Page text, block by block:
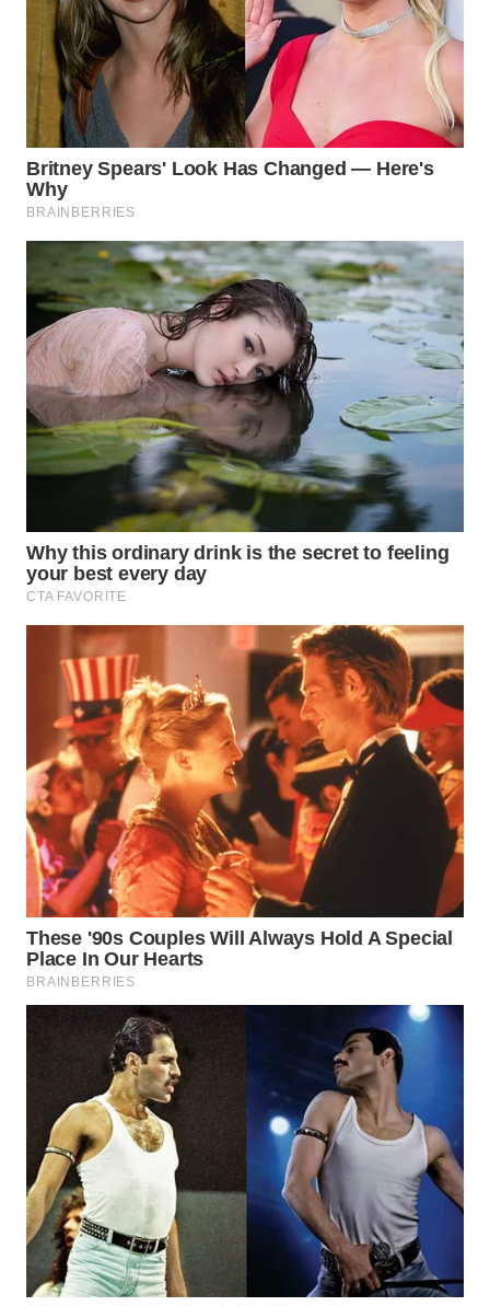
BINJAI
WN
CIREBON
WN
INDRAMAYU
WN
KUNINGAN
WN
MAJALENGKA
SUBANG
WN
PURWAKARTA
WN
PRIANGAN
TIMUR
WN
SEMARANG
WN
SOLO
WN
BOROBUDUR
WN
SURABAYA
WN
NATUNA
WN
BINTAN